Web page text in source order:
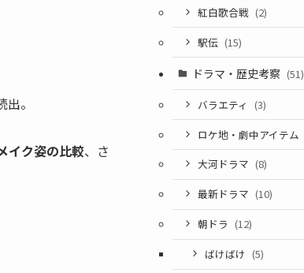
。
イク姿の比較、さ
紅白歌合戦 (2)
駅伝 (15)
ドラマ・歴史考察 (51)
バラエティ (3)
ロケ地・劇中アイテム
大河ドラマ (8)
最新ドラマ (10)
朝ドラ (12)
ばけばけ (5)